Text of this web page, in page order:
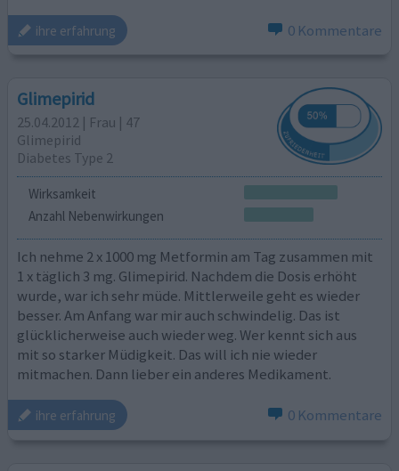
ihre erfahrung 0 Kommentare
Glimepirid
25.04.2012 | Frau | 47
Glimepirid
Diabetes Type 2
Wirksamkeit
Anzahl Nebenwirkungen
Ich nehme 2 x 1000 mg Metformin am Tag zusammen mit
1 x täglich 3 mg. Glimepirid. Nachdem die Dosis erhöht
wurde, war ich sehr müde. Mittlerweile geht es wieder
besser. Am Anfang war mir auch schwindelig. Das ist
glücklicherweise auch wieder weg. Wer kennt sich aus
mit so starker Müdigkeit. Das will ich nie wieder
mitmachen. Dann lieber ein anderes Medikament.
ihre erfahrung 0 Kommentare